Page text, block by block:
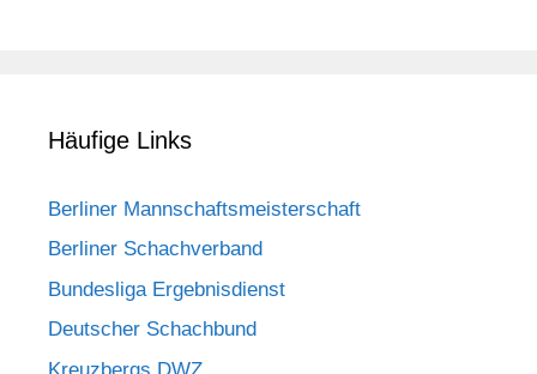
Häufige Links
Berliner Mannschaftsmeisterschaft
Berliner Schachverband
Bundesliga Ergebnisdienst
Deutscher Schachbund
Kreuzbergs DWZ